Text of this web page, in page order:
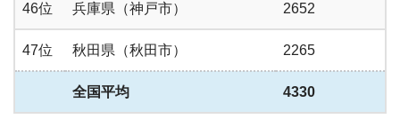
46位 兵庫県（神戸市） 2652
47位 秋田県（秋田市） 2265
全国平均 4330